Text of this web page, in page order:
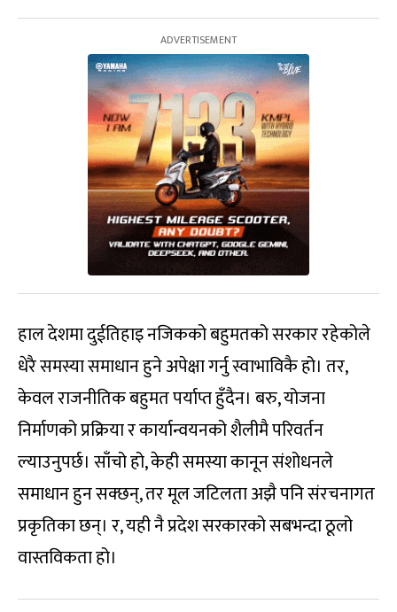
हाल देशमा दुईतिहाइ नजिकको बहुमतको सरकार रहेकोले
धेरै समस्या समाधान हुने अपेक्षा गर्नु स्वाभाविकै हो। तर,
केवल राजनीतिक बहुमत पर्याप्त हुँदैन। बरु, योजना
निर्माणको प्रक्रिया र कार्यान्वयनको शैलीमै परिवर्तन
ल्याउनुपर्छ। साँचो हो, केही समस्या कानून संशोधनले
समाधान हुन सक्छन्, तर मूल जटिलता अझै पनि संरचनागत
प्रकृतिका छन्। र, यही नै प्रदेश सरकारको सबभन्दा ठूलो
वास्तविकता हो।